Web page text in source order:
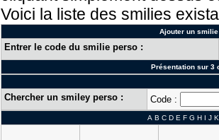
Voici la liste des smilies
Ajouter un
Entrer le code du smilie perso :
Présentation sur 3
Chercher un smiley perso : Code :
A B C D E F G H I J K